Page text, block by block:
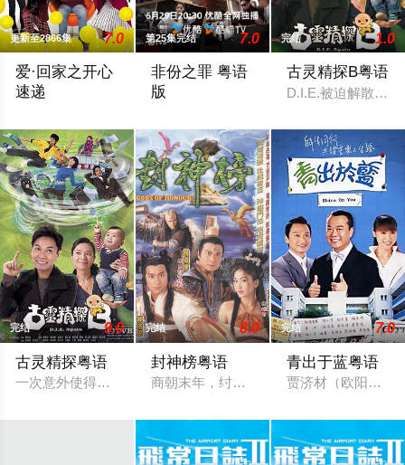
更新至2866集 7.0
爱·回家之开心
速递
第25集完结 7.0
非份之罪 粤语
版
完结 1.0
古灵精探B粤语
D.I.E.被迫解散，
完结 9.0
古灵精探粤语
一次意外使得干探于子朗（郭晋安 饰）具有了通灵的能力，能
完结 8.0
封神榜粤语
商朝末年，纣王无道，荒废朝政，民不聊
完结 7.0
青出于蓝粤语
贾济材（欧阳震华